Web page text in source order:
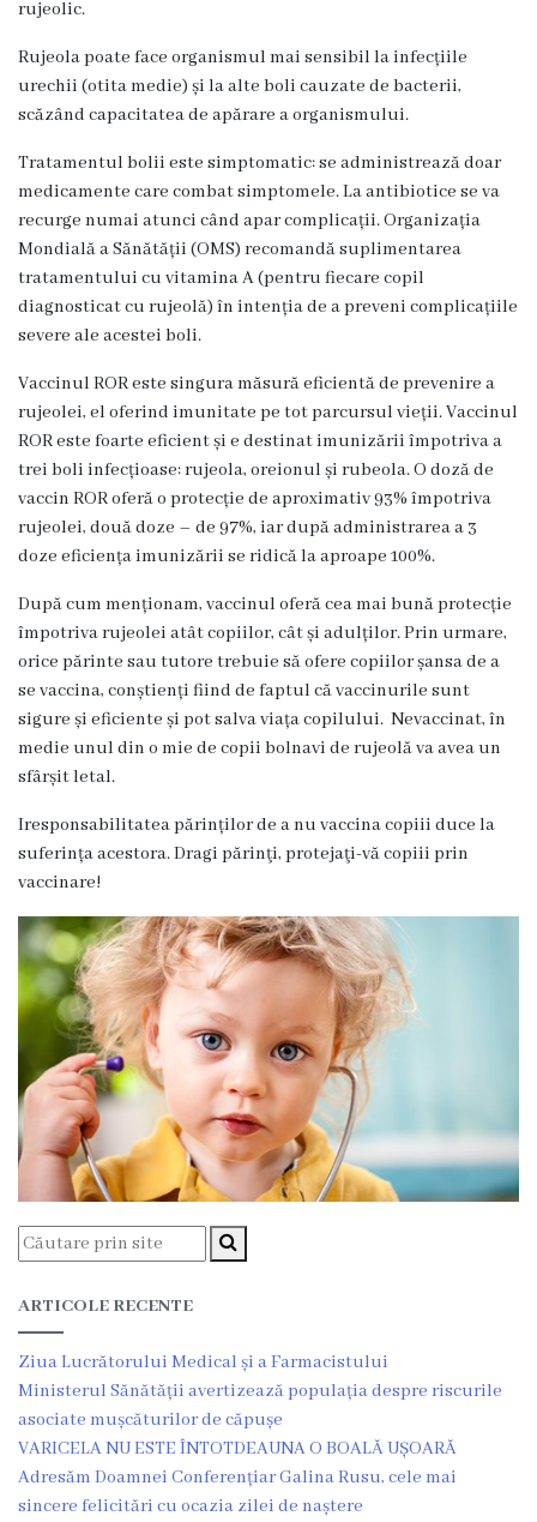
Contract
CNAM
Planul
de
achiziții
Anunțuri
achiziții
publice
Audit
Contracte
încheiate
Contract
colectiv
de
muncă
Anticorupție
Declarații
răspundere
managerială
Medicilor
Protocoale
clinice
naționale
Informație
medicală
utilă
Publicații
proprii
rujeolic.
Rujeola poate face organismul mai sensibil la infecțiile
urechii (otita medie) și la alte boli cauzate de bacterii,
scăzând capacitatea de apărare a organismului.
Tratamentul bolii este simptomatic: se administrează doar
medicamente care combat simptomele. La antibiotice se va
recurge numai atunci când apar complicații. Organizația
Mondială a Sănătății (OMS) recomandă suplimentarea
tratamentului cu vitamina A (pentru fiecare copil
diagnosticat cu rujeolă) în intenția de a preveni complicațiile
severe ale acestei boli.
Vaccinul ROR este singura măsură eficientă de prevenire a
rujeolei, el oferind imunitate pe tot parcursul vieții. Vaccinul
ROR este foarte eficient și e destinat imunizării împotriva a
trei boli infecțioase: rujeola, oreionul și rubeola. O doză de
vaccin ROR oferă o protecție de aproximativ 93% împotriva
rujeolei, două doze – de 97%, iar după administrarea a 3
doze eficiența imunizării se ridică la aproape 100%.
După cum menționam, vaccinul oferă cea mai bună protecție
împotriva rujeolei atât copiilor, cât și adulților. Prin urmare,
orice părinte sau tutore trebuie să ofere copiilor șansa de a
se vaccina, conștienți fiind de faptul că vaccinurile sunt
sigure și eficiente și pot salva viața copilului. Nevaccinat, în
medie unul din o mie de copii bolnavi de rujeolă va avea un
sfârșit letal.
Iresponsabilitatea părinților de a nu vaccina copiii duce la
suferința acestora. Dragi părinţi, protejaţi-vă copiii prin
vaccinare!
ARTICOLE RECENTE
Ziua Lucrătorului Medical și a Farmacistului
Ministerul Sănătății avertizează populația despre riscurile
asociate mușcăturilor de căpușe
VARICELA NU ESTE ÎNTOTDEAUNA O BOALĂ UȘOARĂ
Adresăm Doamnei Conferențiar Galina Rusu, cele mai
sincere felicitări cu ocazia zilei de naștere